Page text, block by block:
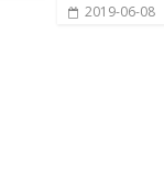
2019-06-08